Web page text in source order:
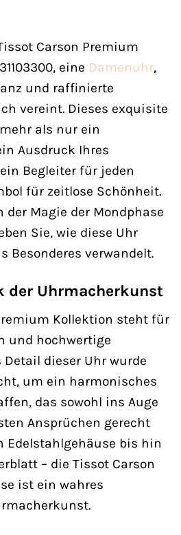
Carson Premium
eine Damenuhr,
und raffinierte
vereint. Dieses exquisite
als nur ein
Ausdruck Ihres
Begleiter für jeden
für zeitlose Schönheit.
der Magie der Mondphase
Sie, wie diese Uhr
Besonderes verwandelt.
der Uhrmacherkunst
Kollektion steht für
und hochwertige
Detail dieser Uhr wurde
um ein harmonisches
das sowohl ins Auge
Ansprüchen gerecht
Edelstahlgehäuse bis hin
– die Tissot Carson
ist ein wahres